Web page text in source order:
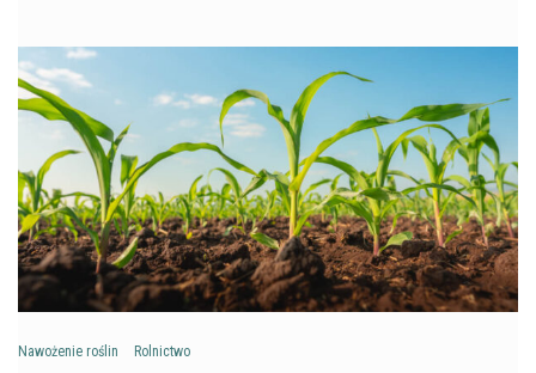
Nawożenie roślin Rolnictwo